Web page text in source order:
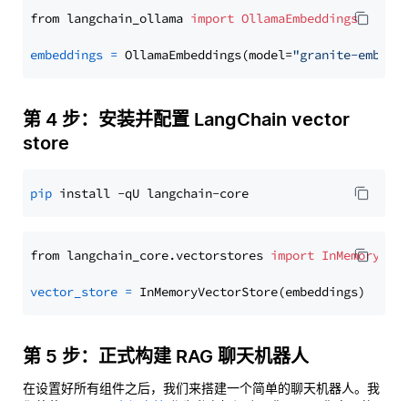
from langchain_ollama import OllamaEmbeddings
embeddings = OllamaEmbeddings(model="granite-
第 4 步：安装并配置 LangChain vector
store
pip
from langchain_core.vectorstores import
vector_store =
第 5 步：正式构建 RAG 聊天机器人
在设置好所有组件之后，我们来搭建一个简单的聊天机器人。我